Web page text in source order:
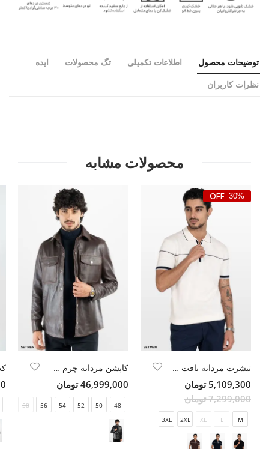
توضیحات محصول اطلاعات تکمیلی تگ محصولات ایده
نظرات کاربران
محصولات مشابه
30%
تیشرت مردانه بافت نیم زیپ
5,109,300 تومان
7,299,000 تومان
M
L
XL
2XL
3XL
کاپشن مردانه چرم طبیعی
46,999,000 تومان
48
50
52
54
56
58